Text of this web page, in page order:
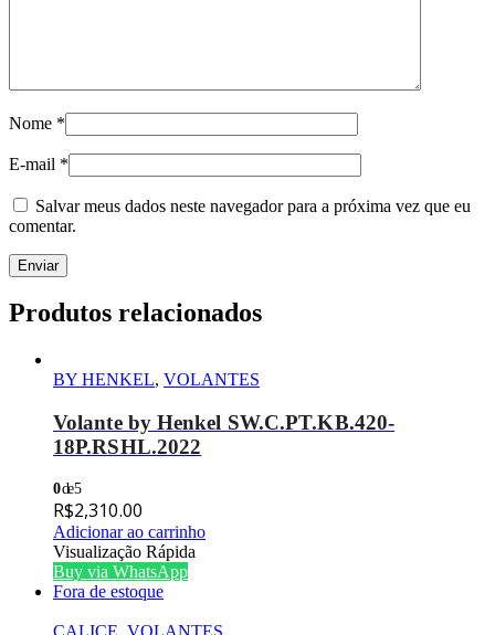
Nome *
E-mail *
Salvar meus dados neste navegador para a próxima vez que eu
comentar.
Produtos relacionados
BY HENKEL, VOLANTES
Volante by Henkel SW.C.PT.KB.420-
18P.RSHL.2022
0de 5
R$2,310.00
Adicionar ao carrinho
Visualização Rápida
Buy via WhatsApp
Fora de estoque
CALICE VOLANTES